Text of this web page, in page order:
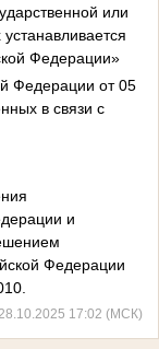
или
Федерации»
Федерации от 05
в связи с
и
Федерации
17:02 (МСК)